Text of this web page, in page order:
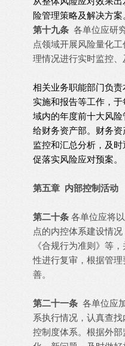
险管理策略及解决方案
第十九条 各单位应研
点领域开展风险量化
理情况进行实时监控、
相关业务职能部门负
实施和报告等工作，
域内的年度前十大风
给财务资产部。 财务
监控和汇总分析，及
促落实风险应对预案。
第五章 内部控制活动
第二十条 各单位应将
点的内控体系建设情
《合规行为准则》等
性进行复审，根据管
善。
第二十一条 各单位应
系执行情况，认真查
控制度体系。根据外